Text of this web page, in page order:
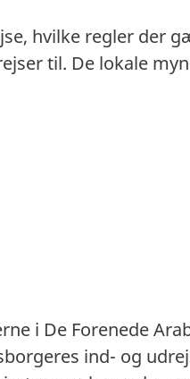
hvilke regler der
til. De lokale
i De Forenede
ind- og